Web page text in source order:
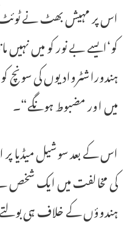
اس پر مہیش بھٹ نے ٹوئٹ
کو‘ایسے بے نور کو میں نہیں
ہندوراشٹروادیوں کی سونچ
میں اور مضبوط ہونگے“۔
اس کے بعد سوشیل میڈیا
کی مخالفت میں ایک شخص
ہندوؤں کے خلاف ہی